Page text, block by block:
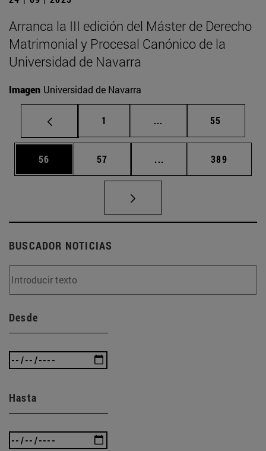
Arranca la III edición del Máster de Derecho
Matrimonial y Procesal Canónico de la
Universidad de Navarra
Imagen Universidad de Navarra
Página
1 ... Páginas intermedias
Página
55
Página
56 Página
57 ... Páginas intermedias
Página
389
BUSCADOR NOTICIAS
Desde
Hasta